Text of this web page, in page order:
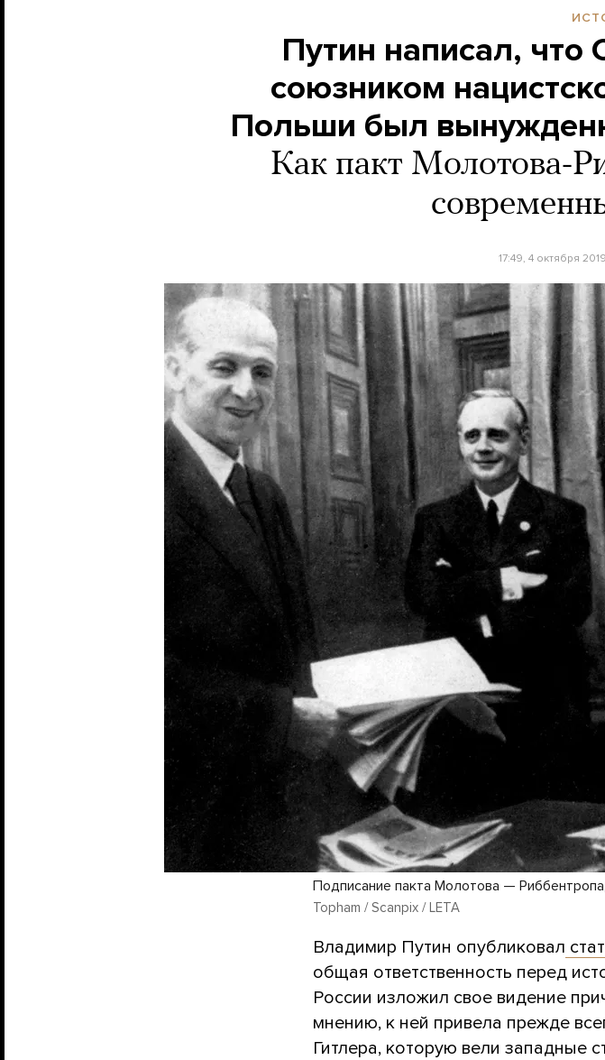
Путин написал,
союзником
Польши был
Как пакт Молотова-
17:49, 4 октября 2019
Подписание пакта Молотова —
Topham / Scanpix / LETA
Владимир Путин опубликовал
общая ответственность перед
России изложил свое видение
мнению, к ней привела прежде
Гитлера, которую вели западные